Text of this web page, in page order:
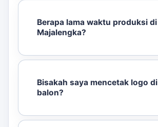
Berapa lama waktu produksi di
Majalengka?
Bisakah saya mencetak logo di
balon?